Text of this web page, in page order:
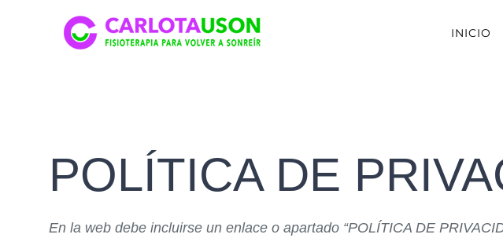
INICIO
POLÍTICA DE
En la web debe incluirse un enlace o apartado “POLÍTICA DE